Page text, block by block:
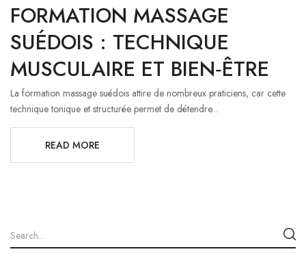
FORMATION MASSAGE
SUÉDOIS : TECHNIQUE
MUSCULAIRE ET BIEN‑ÊTRE
La formation massage suédois attire de nombreux praticiens, car cette
technique tonique et structurée permet de détendre...
READ MORE